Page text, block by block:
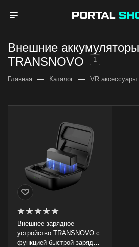
Внешние аккумуляторы
TRANSNOVO
1
Главная — Каталог — VR аксессуары
Внешнее зарядное
устройство TRANSNOVO с
функцией быстрой зарядки